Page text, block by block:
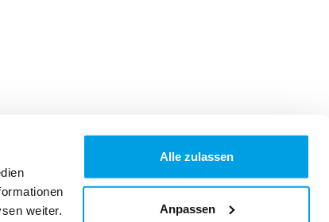
weiter.
Alle zulassen
Anpassen